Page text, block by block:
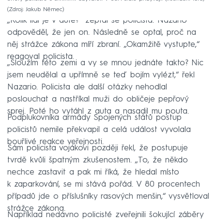
Zdroj: Jakub Němec
„Kolik lidí je v autě?“ zeptal se policista. Nazario
odpověděl, že jen on. Následně se optal, proč na
něj strážce zákona míří zbraní. „Okamžitě vystupte,“
reagoval policista.
„Sloužím této zemi a vy se mnou jednáte takto? Nic
jsem neudělal a upřímně se teď bojím vylézt,“ řekl
Nazario. Policista ale další otázky nehodlal
poslouchat a nastříkal muži do obličeje pepřový
sprej. Poté ho vytáhl z auta a nasadil mu pouta.
Podplukovníka armády Spojených států postup
policistů nemile překvapil a celá událost vyvolala
bouřlivé reakce veřejnosti.
Sám policista vojákovi později řekl, že postupuje
tvrdě kvůli špatným zkušenostem. „To, že někdo
nechce zastavit a pak mi říká, že hledal místo
k zaparkování, se mi stává pořád. V 80 procentech
případů jde o příslušníky rasových menšin,“ vysvětloval
strážce zákona.
Například nedávno policisté zveřejnili šokující záběry